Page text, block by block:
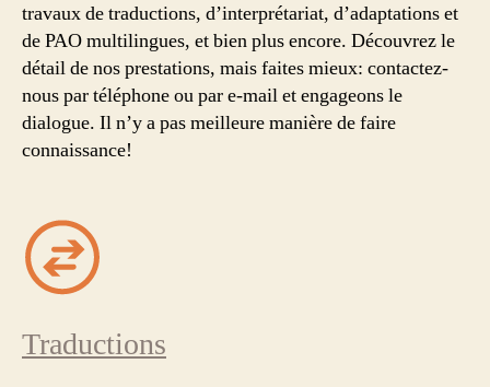
travaux de traductions, d’interprétariat, d’adaptations et
de PAO multilingues, et bien plus encore. Découvrez le
détail de nos prestations, mais faites mieux: contactez-
nous par téléphone ou par e-mail et engageons le
dialogue. Il n’y a pas meilleure manière de faire
connaissance!
Traductions